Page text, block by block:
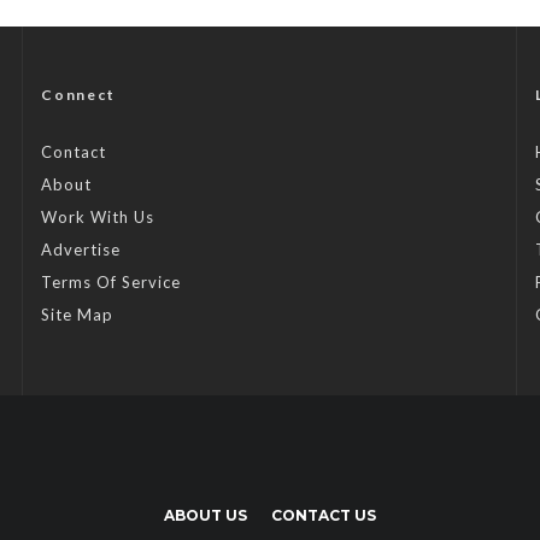
Connect
Contact
About
Work With Us
Advertise
Terms Of Service
Site Map
ABOUT US CONTACT US